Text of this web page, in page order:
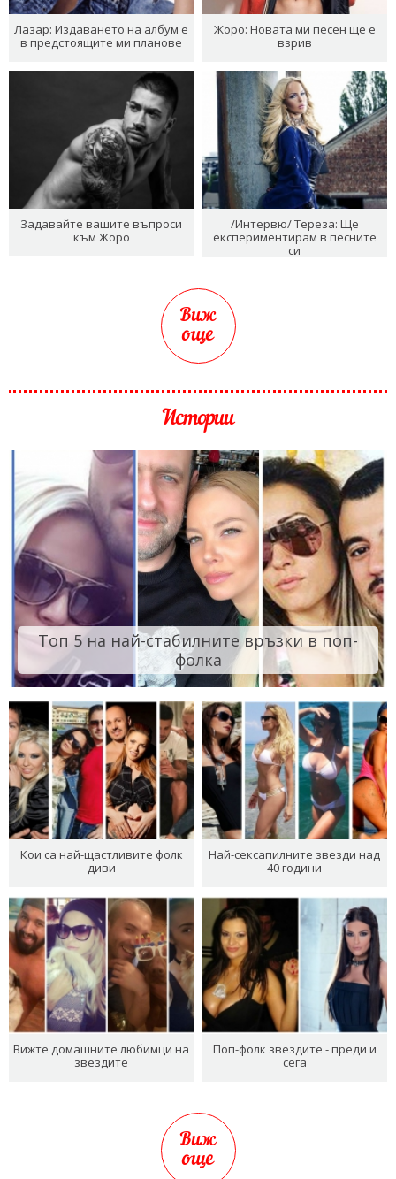
Лазар: Издаването на албум е
в предстоящите ми планове
Жоро: Новата ми песен ще е
взрив
Задавайте вашите въпроси
към Жоро
/Интервю/ Тереза: Ще
експериментирам в песните
си
Виж
още
Истории
Топ 5 на най-стабилните връзки в поп-
фолка
Кои са най-щастливите фолк
диви
Най-сексапилните звезди над
40 години
Вижте домашните любимци на
звездите
Поп-фолк звездите - преди и
сега
Виж
още